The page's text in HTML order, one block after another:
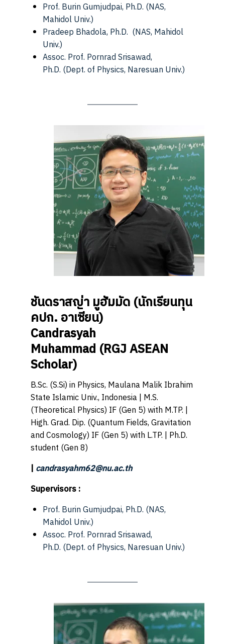
Prof. Burin Gumjudpai, Ph.D. (NAS,
Mahidol Univ.)
Pradeep Bhadola, Ph.D. (NAS, Mahidol
Univ.)
Assoc. Prof. Pornrad Srisawad,
Ph.D. (Dept. of Physics, Naresuan Univ.)
ชันดราสญ่า มูฮัมมัด (นักเรียนทุน
คปก. อาเซียน)
Candrasyah
Muhammad (RGJ ASEAN
Scholar)
B.Sc. (S.Si) in Physics, Maulana Malik Ibrahim
State Islamic Univ., Indonesia | M.S.
(Theoretical Physics) IF (Gen 5) with M.TP. |
High. Grad. Dip. (Quantum Fields, Gravitation
and Cosmology) IF (Gen 5) with L.TP. | Ph.D.
student (Gen 8)
| candrasyahm62@nu.ac.th
Supervisors :
Prof. Burin Gumjudpai, Ph.D. (NAS,
Mahidol Univ.)
Assoc. Prof. Pornrad Srisawad,
Ph.D. (Dept. of Physics, Naresuan Univ.)